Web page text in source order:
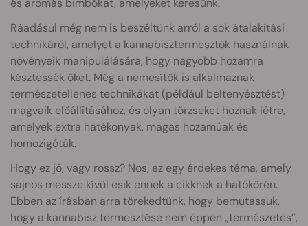
és aromás bimbókat, amelyeket keresünk.
Ráadásul még nem is beszéltünk arról a sok átalakítási
technikáról, amelyet a kannabisztermesztők használnak
növényeik manipulálására, hogy nagyobb hozamra
késztessék őket. Még a nemesítők is alkalmaznak
természetellenes technikákat (például beltenyésztést)
magvaik előállításához, és olyan törzseket hoznak létre,
amelyek extra hatékonyak, magas hozamúak és
homozigóták.
Hogy ez jó, vagy rossz? Nos, ez egy érdekes téma, amely
sajnos messze kívül esik ennek a cikknek a hatókörén.
Ebben az írásban arra törekedtünk, hogy bemutassuk,
hogy a kannabisz termesztése nem éppen „természetes”,